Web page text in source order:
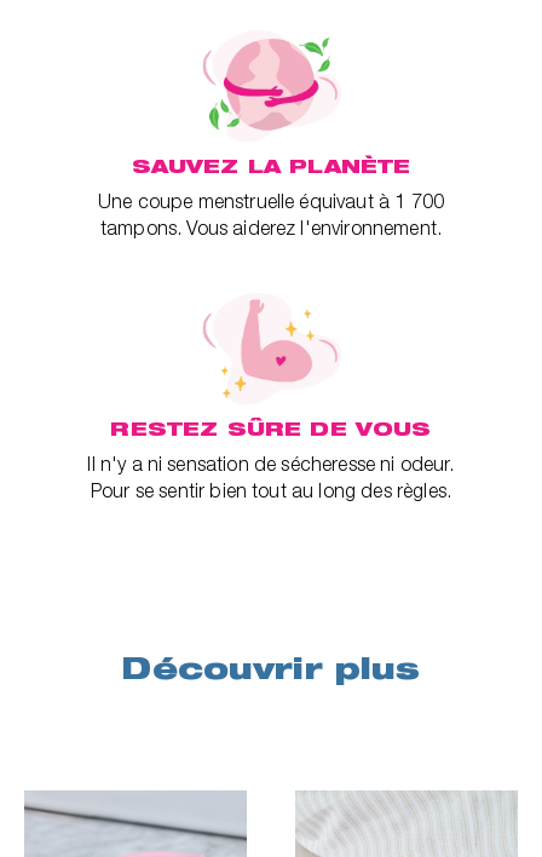
SAUVEZ LA PLANÈTE
Une coupe menstruelle équivaut à 1 700
tampons. Vous aiderez l'environnement.
RESTEZ SÛRE DE VOUS
Il n'y a ni sensation de sécheresse ni odeur.
Pour se sentir bien tout au long des règles.
Découvrir plus